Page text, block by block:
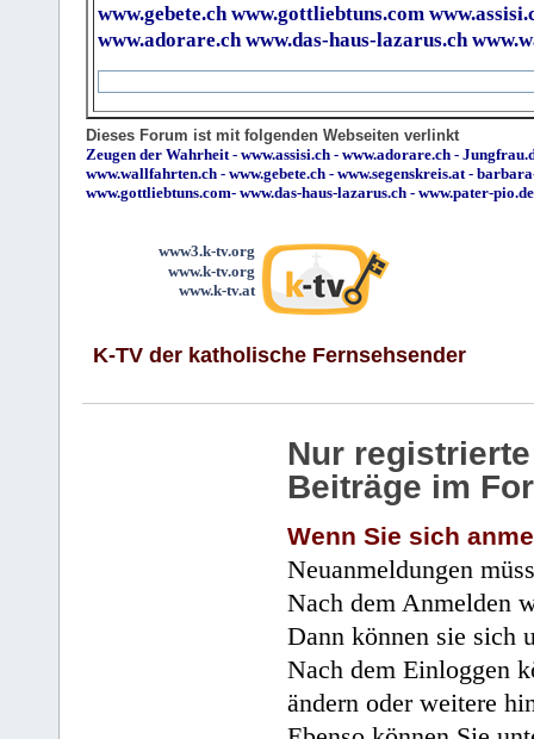
www.gebete.ch www.gottliebtuns.com
www.adorare.ch www.das-haus-lazarus.ch
Dieses Forum ist mit folgenden Webseiten verlinkt
Zeugen der Wahrheit- www.assisi.ch - www.adorare.ch -
www.wallfahrten.ch - www.gebete.ch - www.segenskreis.at-
www.gottliebtuns.com- www.das-haus-lazarus.ch - www.pater-pio.de
www3.k-tv.org
www.k-tv.org
www.k-tv.at
K-TV der katholische Fernsehsender
Nur
Beiträge im
Wenn Sie sich
Neuanmeldungen
Nach dem Anmelden
Dann können sie sich
Nach dem Einloggen
ändern oder weitere